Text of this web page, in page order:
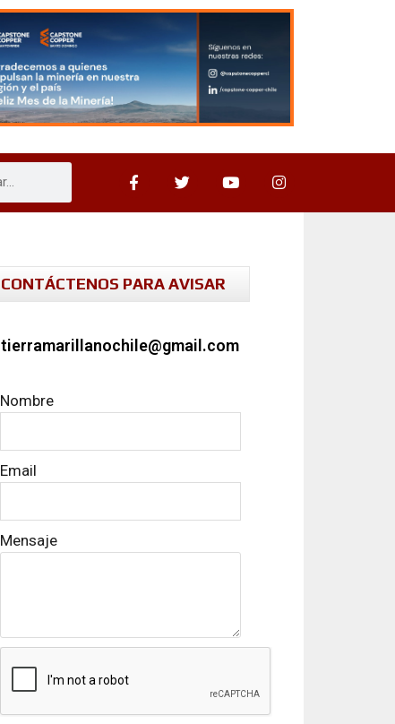
CONTÁCTENOS PARA AVISAR
tierramarillanochile@gmail.com
Nombre
Email
Mensaje